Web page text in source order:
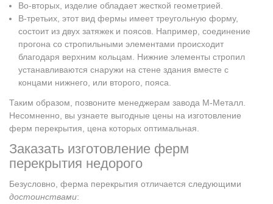
Во-вторых, изделие обладает жесткой геометрией.
В-третьих, этот вид фермы имеет треугольную форму,
состоит из двух затяжек и поясов. Например, соединение
прогона со стропильными элементами происходит
благодаря верхним кольцам. Нижние элементы стропил
устанавливаются снаружи на стене здания вместе с
концами нижнего, или второго, пояса.
Таким образом, позвоните менеджерам завода М-Металл.
Несомненно, вы узнаете выгодные цены на изготовление
ферм перекрытия, цена которых оптимальная.
Заказать изготовление ферм
перекрытия недорого
Безусловно, ферма перекрытия отличается следующими
достоинствами: